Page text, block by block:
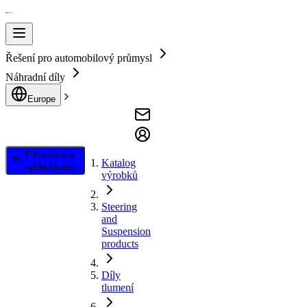
Řešení pro automobilový průmysl
Náhradní díly
Europe
Filtrování a
vyhledávání
Katalog
výrobků
Steering
and
Suspension
products
Díly
tlumení